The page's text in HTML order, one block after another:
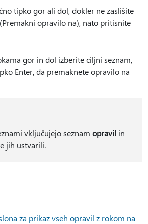
tipko gor ali dol, dokler ne zaslišite
opravilo na), nato pritisnite
gor in dol izberite ciljni seznam,
Enter, da premaknete opravilo na
vključujejo seznam opravilin
jih ustvarili.
za prikaz vseh opravil z rokom na